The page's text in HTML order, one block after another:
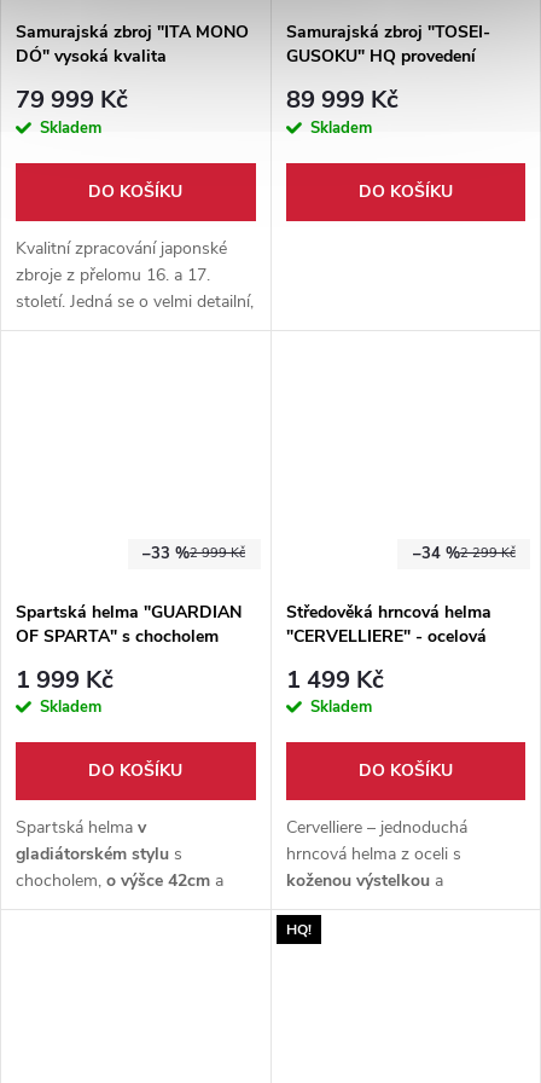
Samurajská zbroj "ITA MONO
DÓ" vysoká kvalita
79 999 Kč
Skladem
DO KOŠÍKU
Kvalitní zpracování japonské
zbroje z přelomu 16. a 17.
století. Jedná se o velmi detailní,
a hlavně funkční zbroj.
Samurajská zbroj "TOSEI-
GUSOKU" HQ provedení
89 999 Kč
Skladem
DO KOŠÍKU
2 999 Kč
–33 %
Spartská helma "GUARDIAN
OF SPARTA" s chocholem
1 999 Kč
Skladem
DO KOŠÍKU
Spartská helma v
gladiátorském stylu s
chocholem, o výšce 42cm a
vnitřních průměrů 22cm a
2 299 Kč
–34 %
Středověká hrncová helma
"CERVELLIERE" - ocelová
1 499 Kč
Skladem
DO KOŠÍKU
Cervelliere – jednoduchá
hrncová helma z oceli s
koženou výstelkoua
popruhem pro zajištění.
Historická přilba ideální pro
HQ!